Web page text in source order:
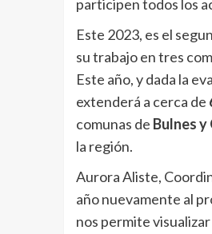
participen todos los
Este 2023, es el
su trabajo en tres
Este año, y dada la
extenderá a cerca de
comunas de Bulnes
la región.
Aurora Aliste,
año nuevamente al
nos permite